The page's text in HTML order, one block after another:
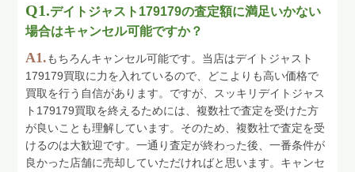
Q1.デイトジャスト179179の査定額に満足いかない
場合はキャンセル可能ですか？
A1.もちろんキャンセル可能です。当店はデイトジャスト
179179買取に力を入れているので、どこよりも高い価格で
買取を行う自信があります。ですが、スッキリデイトジャス
ト179179買取を終えるためには、複数社で査定を受けた方
が良いことも理解しています。そのため、複数社で査定を受
けるのは大歓迎です。一通り査定が終わった後、一番条件が
良かった店舗に売却していただければと思います。キャンセ